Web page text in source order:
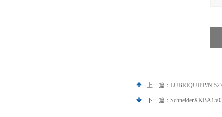
上一篇： LUBRIQUIPP/N
下一篇：